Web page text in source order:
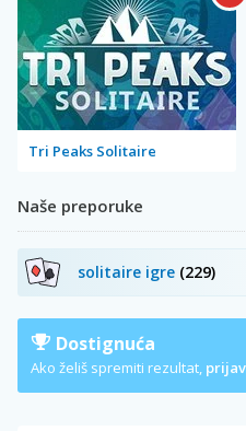
Tri Peaks Solitaire
Naše preporuke
solitaire igre (229)
Dostignuća
Ako želiš spremiti rezultat,